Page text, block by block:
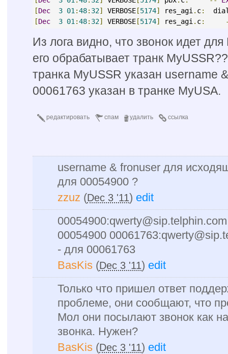
[Dec 3 01 :48: 32] VERBOSE[5174] res_agi . c:
[Dec 3 01 :48: 32] VERBOSE[5174] res_agi . c:
Из лога видно, что звонок идет
его обрабатывает транк
транка MyUSSR указан username
00061763 указан в транке MyUSA.
ссылка
удалить
спам
редактировать
username & fronuser для
для 00054900 ?
zzuz (Dec 3 '11) edit
00054900
- для 00061763
BasKis (Dec 3 '11) edit
Только что пришел ответ
проблеме, они сообщают, что
Мол они посылают звонок как
звонка. Нужен?
BasKis (Dec 3 '11) edit